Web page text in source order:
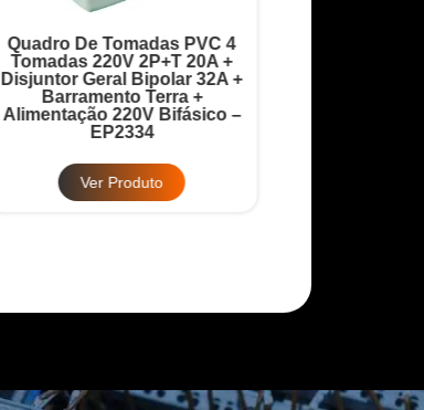
Quadro De Tomadas PVC 4
Tomadas 220V 2P+T 20A +
Disjuntor Geral Bipolar 32A +
Barramento Terra +
Alimentação 220V Bifásico –
EP2334
Ver Produto